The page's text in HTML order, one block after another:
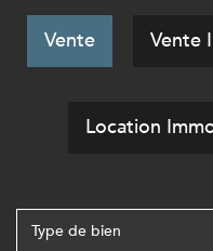
Vente Vente
Location
Type de bien